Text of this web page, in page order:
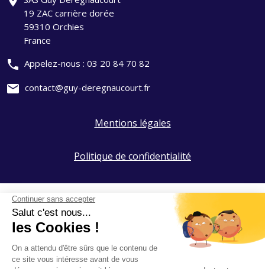
19 ZAC carrière dorée
59310 Orchies
France
phone Appelez-nous : 03 20 84 70 82
mail contact@guy-deregnaucourt.fr
Mentions légales
Politique de confidentialité